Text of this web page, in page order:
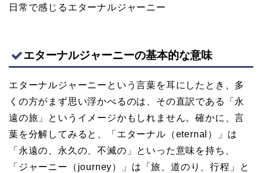
日常で感じるエターナルジャーニー
エターナルジャーニーの基本的な意味
エターナルジャーニーという言葉を耳にしたとき、多
くの方がまず思い浮かべるのは、その直訳である「永
遠の旅」というイメージかもしれません。確かに、言
葉を分解してみると、「エターナル（eternal）」は
「永遠の、永久の、不滅の」といった意味を持ち、
「ジャーニー（journey）」は「旅、道のり、行程」と